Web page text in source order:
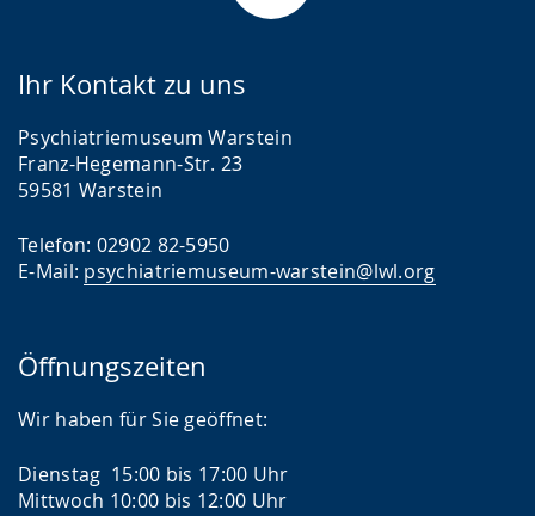
Ihr Kontakt zu uns
Psychiatriemuseum Warstein
Franz-Hegemann-Str. 23
59581 Warstein
Telefon: 02902 82-5950
E-Mail: psychiatriemuseum-warstein@lwl.org
Öffnungszeiten
Wir haben für Sie geöffnet:
Dienstag 15:00 bis 17:00 Uhr
Mittwoch 10:00 bis 12:00 Uhr